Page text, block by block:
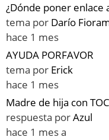
¿Dónde poner enlace
tema por Darío
hace 1 mes
AYUDA PORFAVOR
tema por Erick
hace 1 mes
Madre de hija con TOC
respuesta porAzul
hace 1 mes a